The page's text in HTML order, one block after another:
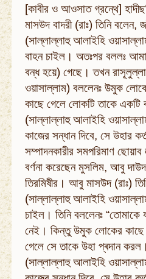
[কাবীর ও আওসাত গ্রন্থে]
মাসউদ বাদরী (রাঃ) তিনি বলেন,
(সাল্লাল্লাহু আলাইহি
বাহন চাইল। অতঃপর বললঃ
বন্ধ হয়ে) গেছে। তখন
ওয়াসাল্লাম) বললেনঃ উমুক
কাছে গেলে লোকটি তাকে একটি
(সাল্লাল্লাহু আলাইহি
কাজের সন্ধান দিবে, সে উহার
সম্পাদনকারীর সমপরিমাণ
বর্ণনা করেছেন মুসলিম, আবু দাউদ
তিরমিষীর। আবু মাসউদ (রাঃ)
(সাল্লাল্লাহু আলাইহি
চাইল। তিনি বললেনঃ “তোমাকে
নেই। কিন্তু উমুক লোকের কাছে
গেলে সে তাকে উহা প্ৰদান
(সাল্লাল্লাহু আলাইহি